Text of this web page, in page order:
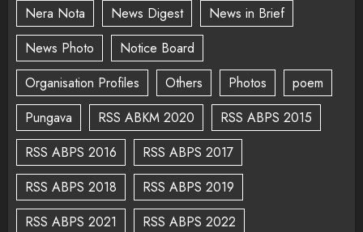
Nera Nota
News Digest
News in Brief
News Photo
Notice Board
Organisation Profiles
Others Photos
poem
Pungava
RSS ABKM 2020
RSS ABPS 2015
RSS ABPS 2016
RSS ABPS 2017
RSS ABPS 2018
RSS ABPS 2019
RSS ABPS 2021
RSS ABPS 2022